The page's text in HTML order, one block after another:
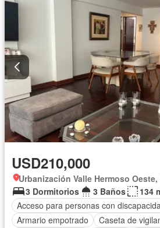
USD210,000
Urbanización Valle Hermoso
3 Dormitorios
3 Baños
134
Acceso para personas con
Armario empotrado
Caseta de